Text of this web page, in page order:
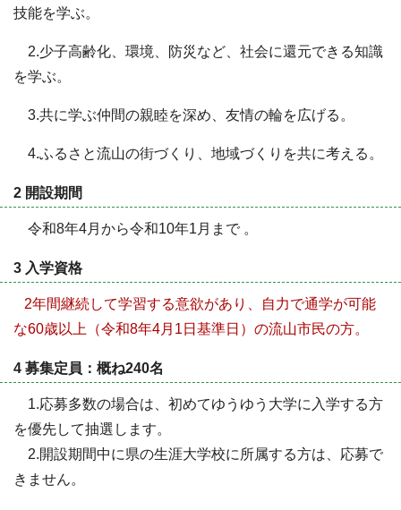
技能を学ぶ。
2.少子高齢化、環境、防災など、社会に還元できる知識
を学ぶ。
3.共に学ぶ仲間の親睦を深め、友情の輪を広げる。
4.ふるさと流山の街づくり、地域づくりを共に考える。
2 開設期間
令和8年4月から令和10年1月まで 。
3 入学資格
2年間継続して学習する意欲があり、自力で通学が可能
な60歳以上（令和8年4月1日基準日）の流山市民の方。
4 募集定員：概ね240名
1.応募多数の場合は、初めてゆうゆう大学に入学する方
を優先して抽選します。
2.開設期間中に県の生涯大学校に所属する方は、応募で
きません。